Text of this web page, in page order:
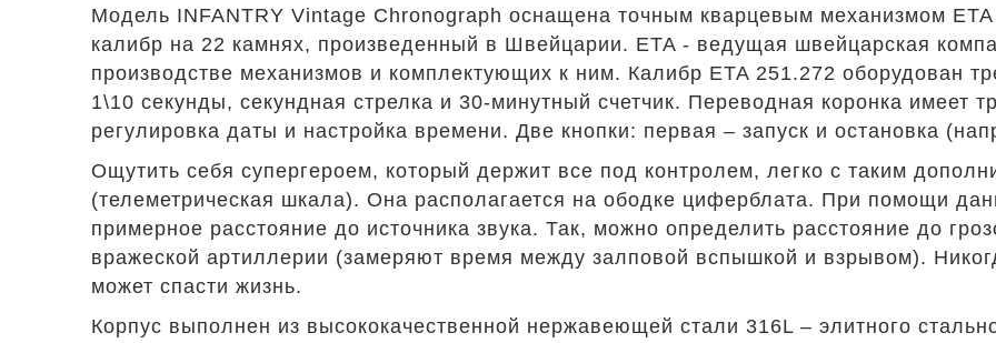
Модель INFANTRY Vintage Chronograph оснащена точным кварцевым механизмом
калибр на 22 камнях, произведенный в Швейцарии. ETA - ведущая швейцарская
производстве механизмов и комплектующих к ним. Калибр ETA 251.272 оборудован
1\10 секунды, секундная стрелка и 30-минутный счетчик. Переводная коронка имеет
регулировка даты и настройка времени. Две кнопки: первая – запуск и остановка
Ощутить себя супергероем, который держит все под контролем, легко с таким
(телеметрическая шкала). Она располагается на ободке циферблата. При помощи
примерное расстояние до источника звука. Так, можно определить расстояние до
вражеской артиллерии (замеряют время между залповой вспышкой и взрывом).
может спасти жизнь.
Корпус выполнен из высококачественной нержавеющей стали 316L – элитного